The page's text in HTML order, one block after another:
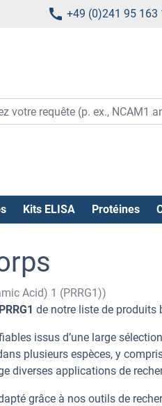
+49 (0)241 95 163
Kits ELISA Protéines
Acid) 1 (PRRG1))
de notre liste de produits
issus d’une large
plusieurs espèces, y
diverses applications de
grâce à nos outils de